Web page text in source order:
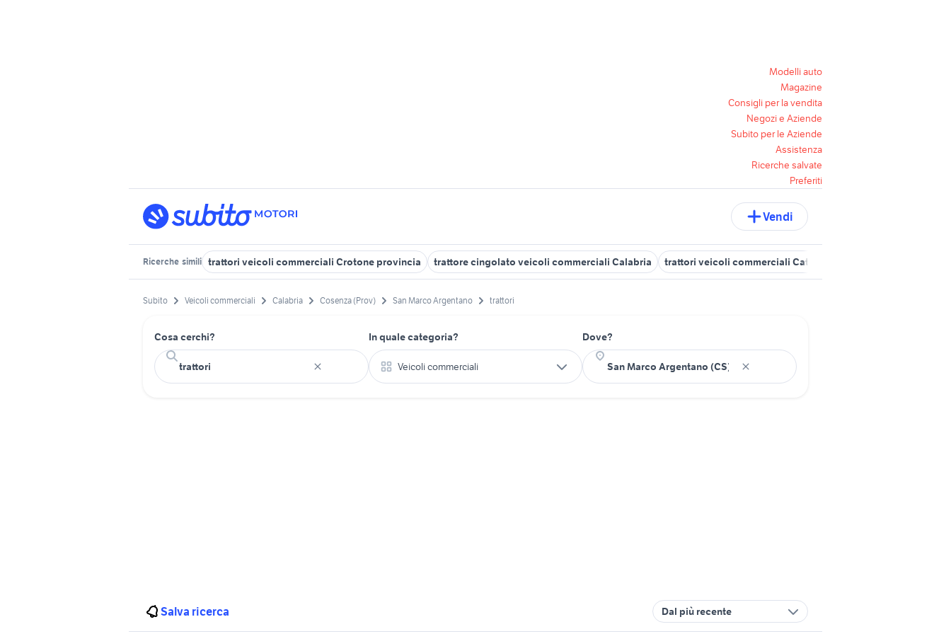
Modelli auto
Magazine
Consigli per la vendita
Negozi e Aziende
Subito per le Aziende
Assistenza
Ricerche salvate
Preferiti
Vendi
Ricerche simili trattori veicoli commerciali Crotone provincia trattore cingolato veicoli commerciali Calabria trattori veicoli commerciali Catanzaro provincia
Subito Veicoli commerciali Calabria Cosenza (Prov) San Marco Argentano trattori
Cosa cerchi? In quale categoria?
Veicoli commerciali
Dove?
Salva ricerca Dal più recente